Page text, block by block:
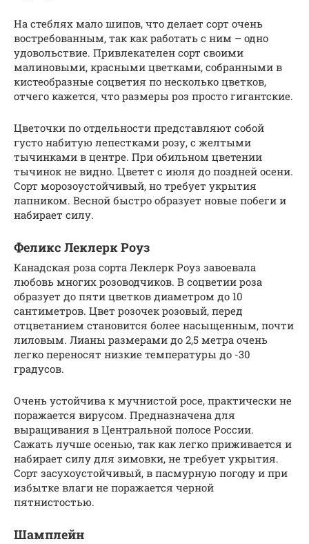
На стеблях мало шипов, что делает сорт очень
востребованным, так как работать с ним – одно
удовольствие. Привлекателен сорт своими
малиновыми, красными цветками, собранными в
кистеобразные соцветия по несколько цветков,
отчего кажется, что размеры роз просто гигантские.
Цветочки по отдельности представляют собой
густо набитую лепестками розу, с желтыми
тычинками в центре. При обильном цветении
тычинок не видно. Цветет с июля до поздней осени.
Сорт морозоустойчивый, но требует укрытия
лапником. Весной быстро образует новые побеги и
набирает силу.
Феликс Леклерк Роуз
Канадская роза сорта Леклерк Роуз завоевала
любовь многих розоводчиков. В соцветии роза
образует до пяти цветков диаметром до 10
сантиметров. Цвет розочек розовый, перед
отцветанием становится более насыщенным, почти
лиловым. Лианы размерами до 2,5 метра очень
легко переносят низкие температуры до -30
градусов.
Очень устойчива к мучнистой росе, практически не
поражается вирусом. Предназначена для
выращивания в Центральной полосе России.
Сажать лучше осенью, так как легко приживается и
набирает силу для зимовки, не требует укрытия.
Сорт засухоустойчивый, в пасмурную погоду и при
избытке влаги не поражается черной
пятнистостью.
Шамплейн